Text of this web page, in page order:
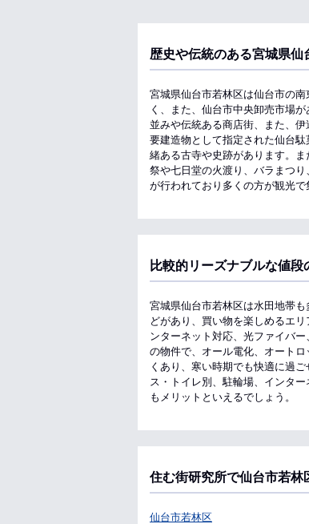
歴史や伝統のある宮城県仙
宮城県仙台市若林区は仙台市の
く、また、仙台市中央卸売市場
並みや伝統ある商店街、また、
要建造物として指定された仙台
緒ある古寺や史跡があります。
祭や七日堂の火渡り、バラまつ
が行われており多くの方が観光で
比較的リーズナブルな値
宮城県仙台市若林区は水田地帯
どがあり、買い物を楽しめるエ
ンターネット対応、光ファイバ
の物件で、オール電化、オート
くあり、寒い時期でも快適に過
ス・トイレ別、駐輪場、インタ
もメリットといえるでしょう。
住む街研究所で仙台市若林
仙台市若林区